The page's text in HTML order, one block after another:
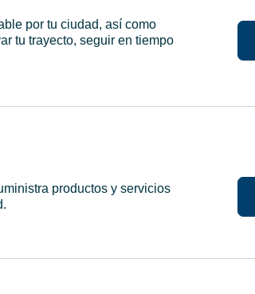
por tu ciudad, así como
tu trayecto, seguir en tiempo
productos y servicios